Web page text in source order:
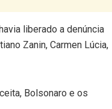
liberado a denúncia
Zanin, Carmen Lúcia,
Bolsonaro e os